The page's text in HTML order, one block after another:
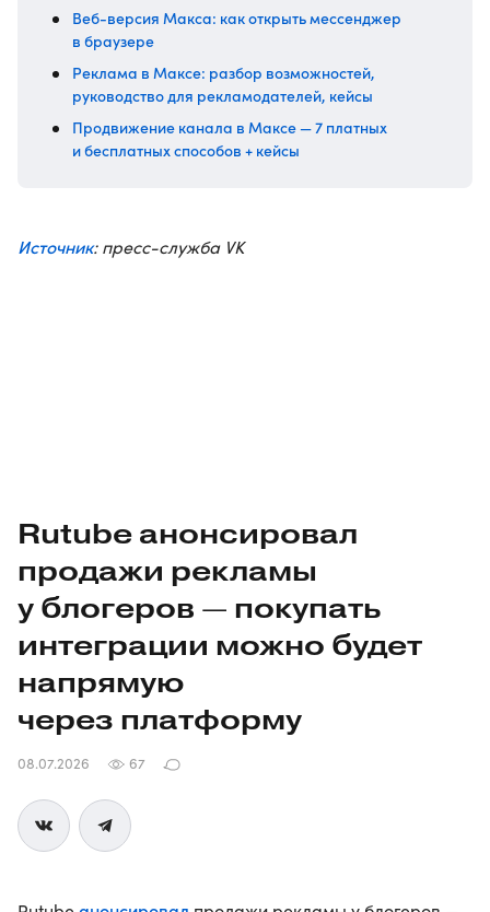
Веб-версия Макса: как открыть мессенджер
в браузере
Реклама в Максе: разбор возможностей,
руководство для рекламодателей, кейсы
Продвижение канала в Максе — 7 платных
и бесплатных способов + кейсы
Источник: пресс-служба VK
Rutube анонсировал
продажи рекламы
у блогеров — покупать
интеграции можно будет
напрямую
через платформу
08.07.2026 67